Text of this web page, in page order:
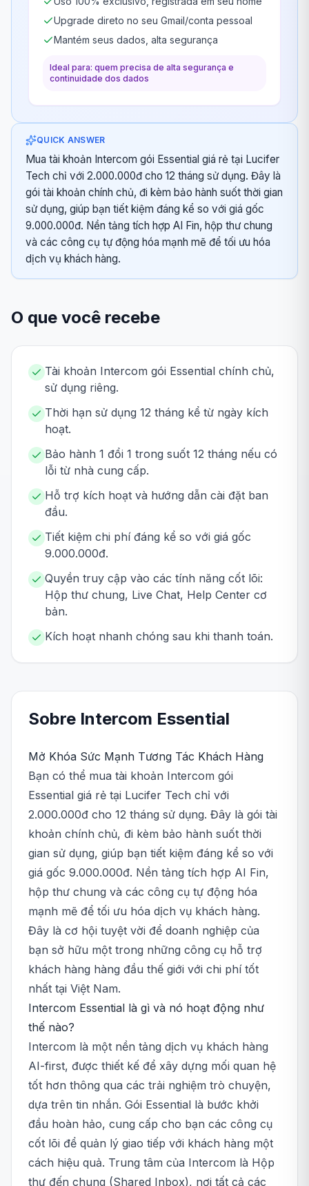
Upgrade direto no seu Gmail/conta pessoal
Mantém seus dados, alta segurança
Ideal para: quem precisa de alta segurança e
continuidade dos dados
QUICK ANSWER
Mua tài khoản Intercom gói Essential giá rẻ tại Lucifer
Tech chỉ với 2.000.000đ cho 12 tháng sử dụng. Đây là
gói tài khoản chính chủ, đi kèm bảo hành suốt thời gian
sử dụng, giúp bạn tiết kiệm đáng kể so với giá gốc
9.000.000đ. Nền tảng tích hợp AI Fin, hộp thư chung
và các công cụ tự động hóa mạnh mẽ để tối ưu hóa
dịch vụ khách hàng.
O que você recebe
Tài khoản Intercom gói Essential chính chủ,
sử dụng riêng.
Thời hạn sử dụng 12 tháng kể từ ngày kích
hoạt.
Bảo hành 1 đổi 1 trong suốt 12 tháng nếu có
lỗi từ nhà cung cấp.
Hỗ trợ kích hoạt và hướng dẫn cài đặt ban
đầu.
Tiết kiệm chi phí đáng kể so với giá gốc
9.000.000đ.
Quyền truy cập vào các tính năng cốt lõi:
Hộp thư chung, Live Chat, Help Center cơ
bản.
Kích hoạt nhanh chóng sau khi thanh toán.
Sobre Intercom Essential
Mở Khóa Sức Mạnh Tương Tác Khách Hàng
Bạn có thể mua tài khoản Intercom gói
Essential giá rẻ tại Lucifer Tech chỉ với
2.000.000đ cho 12 tháng sử dụng. Đây là gói tài
khoản chính chủ, đi kèm bảo hành suốt thời
gian sử dụng, giúp bạn tiết kiệm đáng kể so với
giá gốc 9.000.000đ. Nền tảng tích hợp AI Fin,
hộp thư chung và các công cụ tự động hóa
mạnh mẽ để tối ưu hóa dịch vụ khách hàng.
Đây là cơ hội tuyệt vời để doanh nghiệp của
bạn sở hữu một trong những công cụ hỗ trợ
khách hàng hàng đầu thế giới với chi phí tốt
nhất tại Việt Nam.
Intercom Essential là gì và nó hoạt động như
thế nào?
Intercom là một nền tảng dịch vụ khách hàng
AI-first, được thiết kế để xây dựng mối quan hệ
tốt hơn thông qua các trải nghiệm trò chuyện,
dựa trên tin nhắn. Gói Essential là bước khởi
đầu hoàn hảo, cung cấp cho bạn các công cụ
cốt lõi để quản lý giao tiếp với khách hàng một
cách hiệu quả. Trung tâm của Intercom là Hộp
thư đến chung (Shared Inbox), nơi tất cả các